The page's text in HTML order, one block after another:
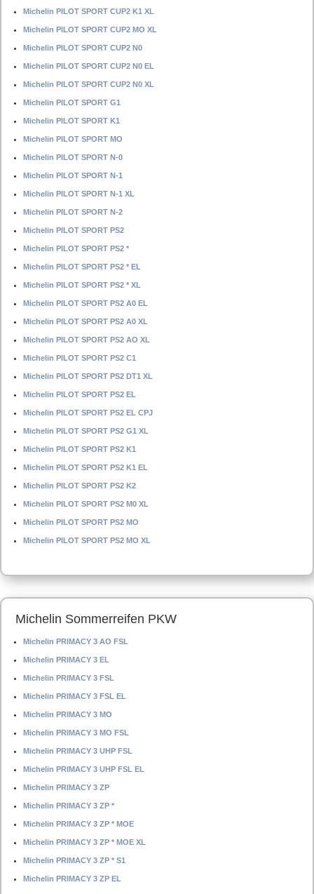
Michelin PILOT SPORT CUP2 K1 XL
Michelin PILOT SPORT CUP2 MO XL
Michelin PILOT SPORT CUP2 N0
Michelin PILOT SPORT CUP2 N0 EL
Michelin PILOT SPORT CUP2 N0 XL
Michelin PILOT SPORT G1
Michelin PILOT SPORT K1
Michelin PILOT SPORT MO
Michelin PILOT SPORT N-0
Michelin PILOT SPORT N-1
Michelin PILOT SPORT N-1 XL
Michelin PILOT SPORT N-2
Michelin PILOT SPORT PS2
Michelin PILOT SPORT PS2 *
Michelin PILOT SPORT PS2 * EL
Michelin PILOT SPORT PS2 * XL
Michelin PILOT SPORT PS2 A0 EL
Michelin PILOT SPORT PS2 A0 XL
Michelin PILOT SPORT PS2 AO XL
Michelin PILOT SPORT PS2 C1
Michelin PILOT SPORT PS2 DT1 XL
Michelin PILOT SPORT PS2 EL
Michelin PILOT SPORT PS2 EL CPJ
Michelin PILOT SPORT PS2 G1 XL
Michelin PILOT SPORT PS2 K1
Michelin PILOT SPORT PS2 K1 EL
Michelin PILOT SPORT PS2 K2
Michelin PILOT SPORT PS2 M0 XL
Michelin PILOT SPORT PS2 MO
Michelin PILOT SPORT PS2 MO XL
Michelin Sommerreifen PKW
Michelin PRIMACY 3 AO FSL
Michelin PRIMACY 3 EL
Michelin PRIMACY 3 FSL
Michelin PRIMACY 3 FSL EL
Michelin PRIMACY 3 MO
Michelin PRIMACY 3 MO FSL
Michelin PRIMACY 3 UHP FSL
Michelin PRIMACY 3 UHP FSL EL
Michelin PRIMACY 3 ZP
Michelin PRIMACY 3 ZP *
Michelin PRIMACY 3 ZP * MOE
Michelin PRIMACY 3 ZP * MOE XL
Michelin PRIMACY 3 ZP * S1
Michelin PRIMACY 3 ZP EL